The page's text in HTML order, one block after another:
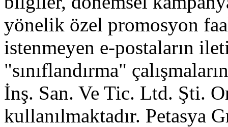
yönelik özel promosyon
istenmeyen e-postaların
"sınıflandırma"
İnş. San. Ve Tic. Ltd. Şti.
kullanılmaktadır. Petasya